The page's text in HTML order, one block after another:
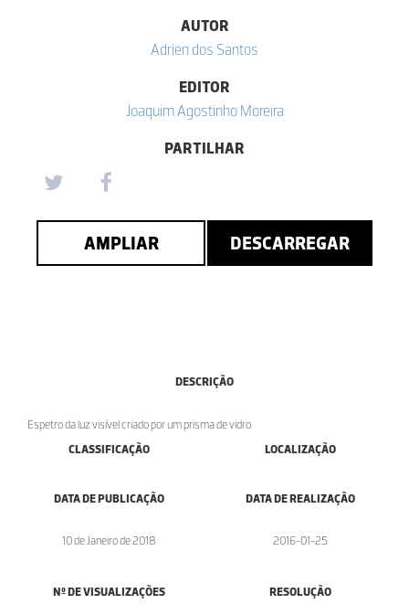
AUTOR
Adrien dos Santos
EDITOR
Joaquim Agostinho Moreira
PARTILHAR
AMPLIAR DESCARREGAR
DESCRIÇÃO
Espetro da luz visível criado por um prisma de vidro.
CLASSIFICAÇÃO
LOCALIZAÇÃO
DATA DE PUBLICAÇÃO
10 de Janeiro de 2018
DATA DE REALIZAÇÃO
2016-01-25
Nº DE VISUALIZAÇÕES RESOLUÇÃO